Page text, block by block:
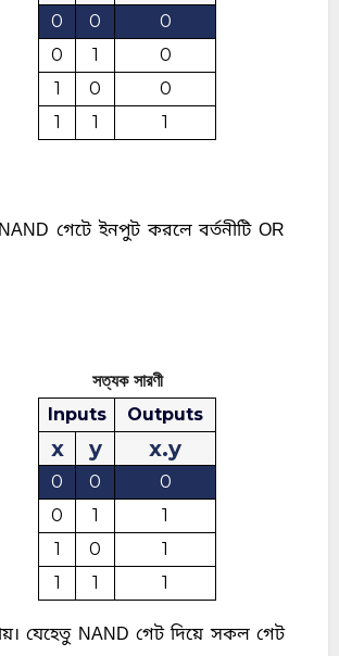
0 0
0
0
1
0
1
0
0
1
1 1
NAND গেটে ইনপুট করলে বর্তনীটি OR
সত্যক সারণী
Inputs
Outputs
x y x.y
0 0
0
0
1
1
1
0
1
1
1 1
যেহেতু NAND গেট দিয়ে সকল গেট